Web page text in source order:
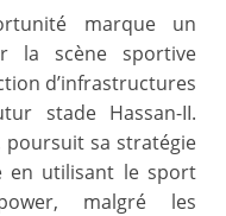
marque un
la scène sportive
d’infrastructures
stade Hassan-II.
poursuit sa stratégie
en utilisant le sport
malgré les